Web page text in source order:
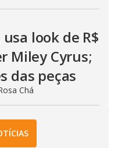
look de R$
Miley Cyrus;
das peças
Chá